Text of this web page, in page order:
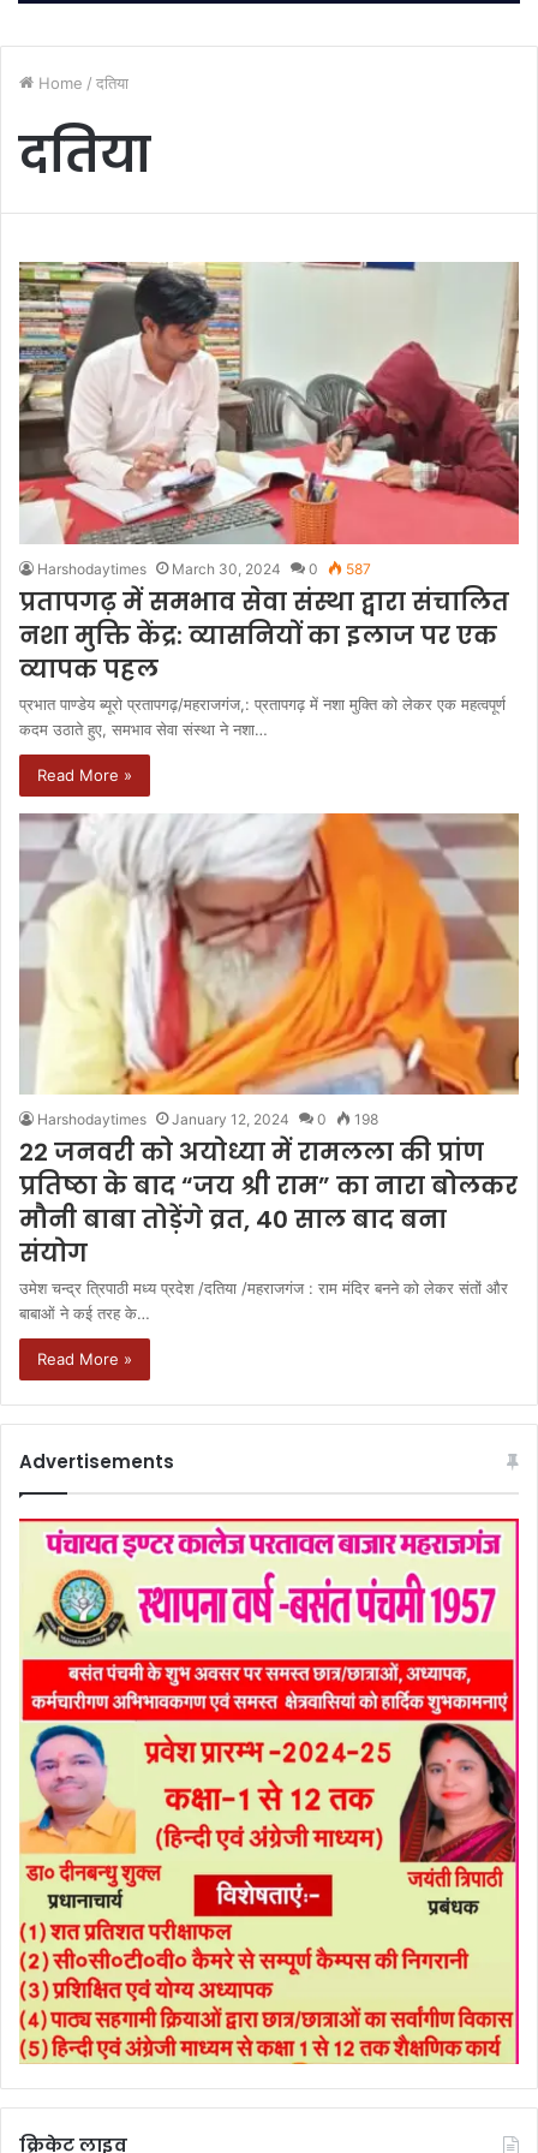
Home / दतिया
दतिया
Harshodaytimes March 30, 2024 0 587
प्रतापगढ़ में समभाव सेवा संस्था द्वारा संचालित
नशा मुक्ति केंद्र: व्यासनियों का इलाज पर एक
व्यापक पहल
प्रभात पाण्डेय ब्यूरो प्रतापगढ़/महराजगंज,: प्रतापगढ़ में नशा मुक्ति को लेकर एक महत्वपूर्ण
कदम उठाते हुए, समभाव सेवा संस्था ने नशा…
Read More »
Harshodaytimes January 12, 2024 0 198
22 जनवरी को अयोध्या में रामलला की प्रांण
प्रतिष्ठा के बाद “जय श्री राम” का नारा बोलकर
मौनी बाबा तोड़ेंगे व्रत, 40 साल बाद बना
संयोग
उमेश चन्द्र त्रिपाठी मध्य प्रदेश /दतिया /महराजगंज : राम मंदिर बनने को लेकर संतों और
बाबाओं ने कई तरह के…
Read More »
Advertisements
क्रिकेट लाइव